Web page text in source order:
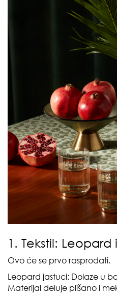
1. Tekstil: Leopard
Ovo će se prvo rasprodati.
Leopard jastuci: Dolaze u
Materijal deluje plišano i